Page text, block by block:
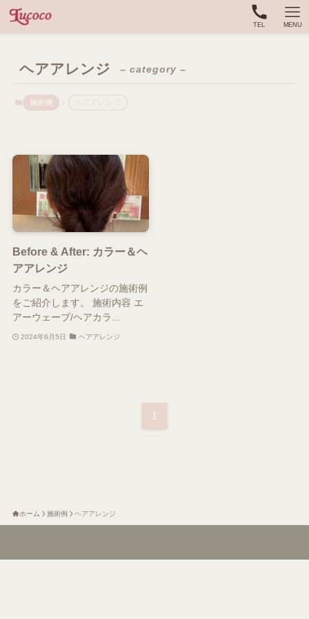
TEL MENU
ヘアアレンジ – category –
施術例
Before & After: カラー＆ヘ
アアレンジ
カラー＆ヘアアレンジの施術例
をご紹介します。 施術内容 エ
アーウェーブ/ヘアカラ...
2024年6月5日 ヘアアレンジ
1
ホーム 施術例 ヘアアレンジ